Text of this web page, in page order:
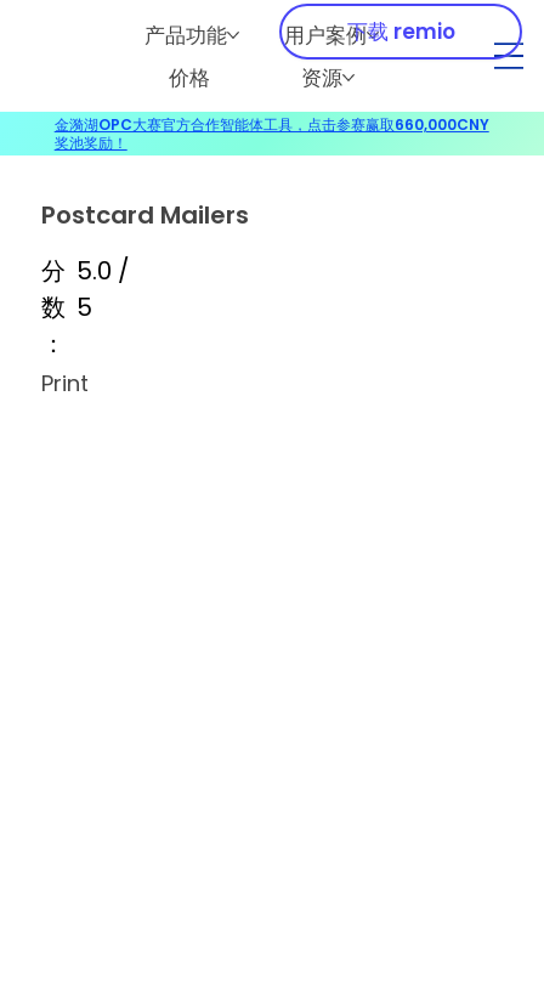
产品功能
用户案例
价格
资源
下载 remio
Postcard Mailers
分
数
：
5.0 /
5
Print
金漪湖OPC大赛官方合作智能体工具，点击参赛赢取660,000CNY
奖池奖励！